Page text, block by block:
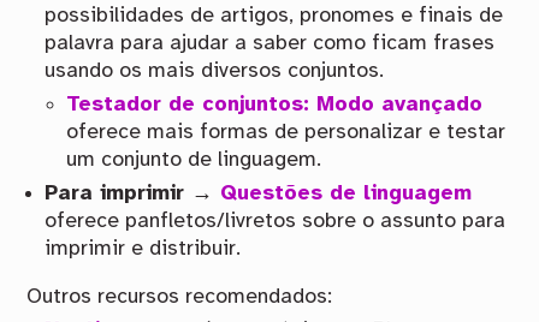
possibilidades de artigos, pronomes e finais de
palavra para ajudar a saber como ficam frases
usando os mais diversos conjuntos.
Testador de conjuntos: Modo avançado
oferece mais formas de personalizar e testar
um conjunto de linguagem.
Para imprimir → Questões de linguagem
oferece panfletos/livretos sobre o assunto para
imprimir e distribuir.
Outros recursos recomendados: